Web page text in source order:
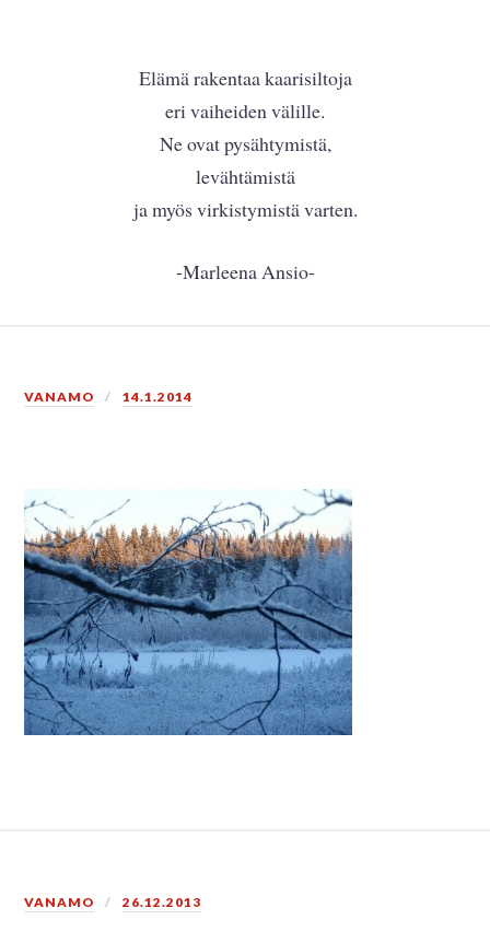
Elämä rakentaa kaarisiltoja
eri vaiheiden välille.
Ne ovat pysähtymistä,
levähtämistä
ja myös virkistymistä varten.
-Marleena Ansio-
VANAMO 14.1.2014
VANAMO 26.12.2013